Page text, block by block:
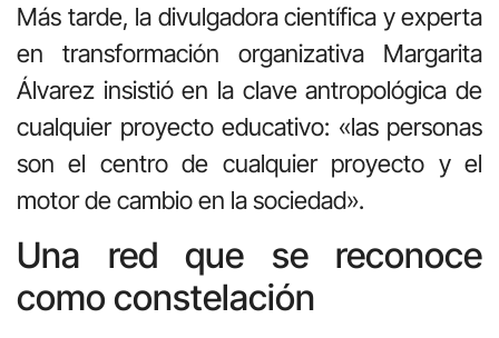
Más tarde, la divulgadora científica y experta
en transformación organizativa Margarita
Álvarez insistió en la clave antropológica de
cualquier proyecto educativo: «las personas
son el centro de cualquier proyecto y el
motor de cambio en la sociedad».
Una red que se reconoce
como constelación